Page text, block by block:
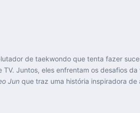
de taekwondo que tenta fazer
TV. Juntos, eles enfrentam os desafios
Jun que traz uma história inspiradora